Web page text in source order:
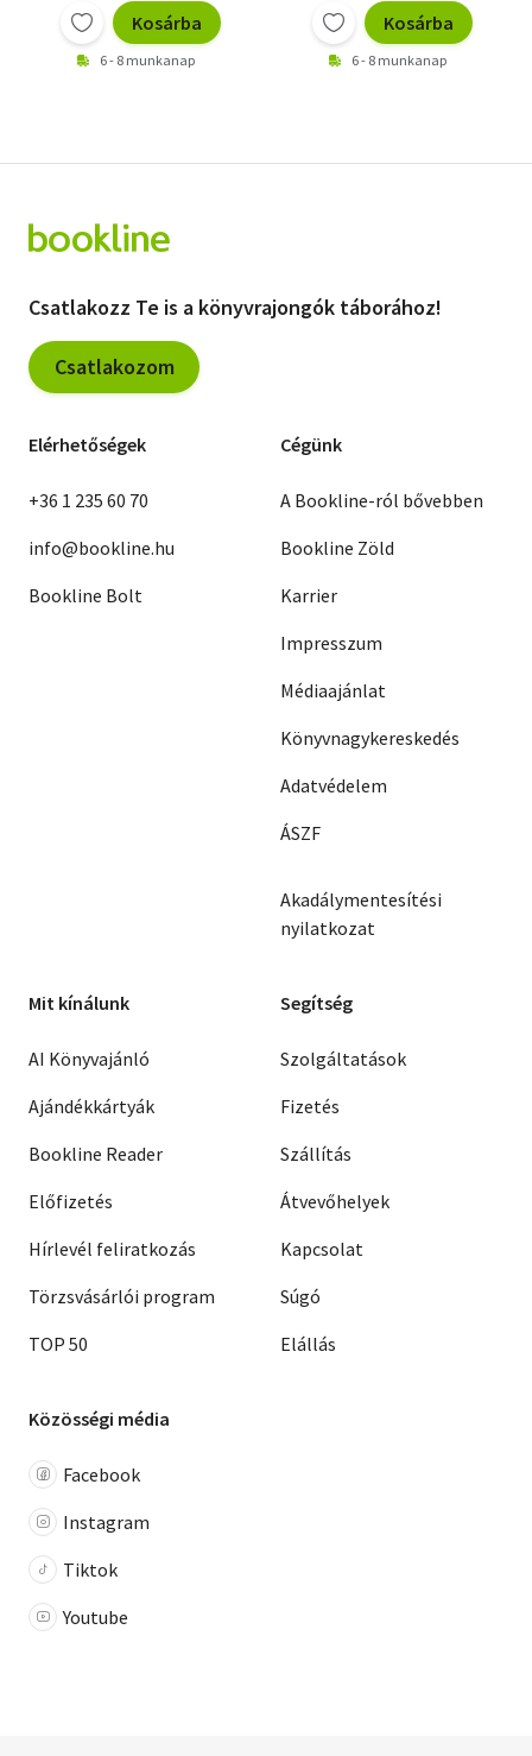
Kosárba
6 - 8 munkanap
Kosárba
6 - 8 munkanap
Csatlakozz Te is a könyvrajongók táborához!
Csatlakozom
Elérhetőségek
+36 1 235 60 70
info@bookline.hu
Bookline Bolt
Cégünk
A Bookline-ról bővebben
Bookline Zöld
Karrier
Impresszum
Médiaajánlat
Könyvnagykereskedés
Adatvédelem
ÁSZF
Akadálymentesítési
nyilatkozat
Mit kínálunk
AI Könyvajánló
Ajándékkártyák
Bookline Reader
Előfizetés
Hírlevél feliratkozás
Törzsvásárlói program
TOP 50
Segítség
Szolgáltatások
Fizetés
Szállítás
Átvevőhelyek
Kapcsolat
Súgó
Elállás
Közösségi média
Facebook
Instagram
Tiktok
Youtube